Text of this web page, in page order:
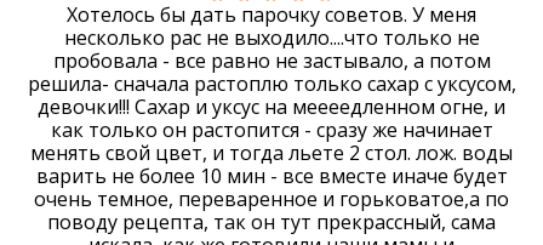
Хотелось бы дать парочку советов. У меня
несколько рас не выходило....что только не
пробовала - все равно не застывало, а потом
решила- сначала растоплю только сахар с уксусом,
девочки!!! Сахар и уксус на меееедленном огне, и
как только он растопится - сразу же начинает
менять свой цвет, и тогда льете 2 стол. лож. воды
варить не более 10 мин - все вместе иначе будет
очень темное, переваренное и горьковатое,а по
поводу рецепта, так он тут прекрассный, сама